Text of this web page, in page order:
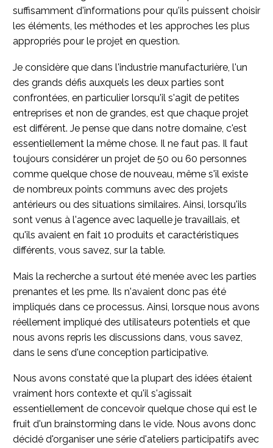
suffisamment d'informations pour qu'ils puissent choisir
les éléments, les méthodes et les approches les plus
appropriés pour le projet en question.
Je considère que dans l'industrie manufacturière, l'un
des grands défis auxquels les deux parties sont
confrontées, en particulier lorsqu'il s'agit de petites
entreprises et non de grandes, est que chaque projet
est différent. Je pense que dans notre domaine, c'est
essentiellement la même chose. Il ne faut pas. Il faut
toujours considérer un projet de 50 ou 60 personnes
comme quelque chose de nouveau, même s'il existe
de nombreux points communs avec des projets
antérieurs ou des situations similaires. Ainsi, lorsqu'ils
sont venus à l'agence avec laquelle je travaillais, et
qu'ils avaient en fait 10 produits et caractéristiques
différents, vous savez, sur la table.
Mais la recherche a surtout été menée avec les parties
prenantes et les pme. Ils n'avaient donc pas été
impliqués dans ce processus. Ainsi, lorsque nous avons
réellement impliqué des utilisateurs potentiels et que
nous avons repris les discussions dans, vous savez,
dans le sens d'une conception participative.
Nous avons constaté que la plupart des idées étaient
vraiment hors contexte et qu'il s'agissait
essentiellement de concevoir quelque chose qui est le
fruit d'un brainstorming dans le vide. Nous avons donc
décidé d'organiser une série d'ateliers participatifs avec